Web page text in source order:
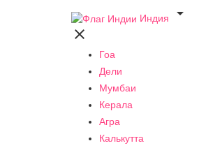
Индия


Гоа
Дели
Мумбаи
Керала
Агра
Калькутта